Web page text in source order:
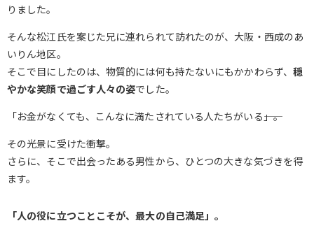
りました。
そんな松江氏を案じた兄に連れられて訪れたのが、大阪・西成のあ
いりん地区。
そこで目にしたのは、物質的には何も持たないにもかかわらず、 穏
やかな笑顔で過ごす人々の姿でした。
「お金がなくても、こんなに満たされている人たちがいる――」。
その光景に受けた衝撃。
さらに、そこで出会ったある男性から、ひとつの大きな気づきを得
ます。
「人の役に立つことこそが、最大の自己満足」。